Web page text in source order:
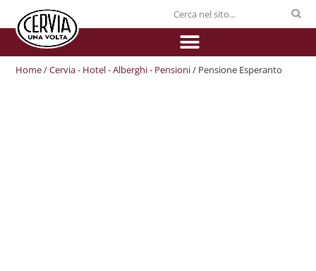
Home/Cervia - Hotel - Alberghi - Pensioni/ Pensione Esperanto